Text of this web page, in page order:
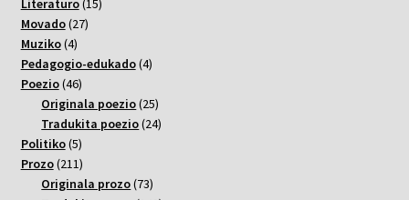
Literaturo 15
Movado 2727
Muziko 44
varoj
Pedagogio-edukado 44
Poezio 4646
varoj
Originala poezio 2525
varoj
Tradukita poezio 2424
Politiko 55
varoj
Prozo 211211
varoj
Originala prozo 7373